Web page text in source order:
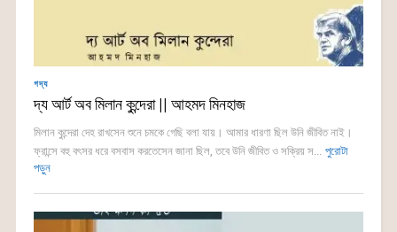
গদ্য
দ্য আর্ট অব মিলান কুন্দেরা || আহমদ মিনহাজ
মিলান কুন্দেরা দেহ রাখসেন শুনে চমকে গেছি বলা যায়। আমার ধারণা ছিল উনি জীবিত নাই।
ফ্রান্সে বহু বৎসর ধরে বসবাস করতেসেন জানা ছিল, তবে উনি জীবিত ও সক্রিয় স... পুরোটা
পড়ুন